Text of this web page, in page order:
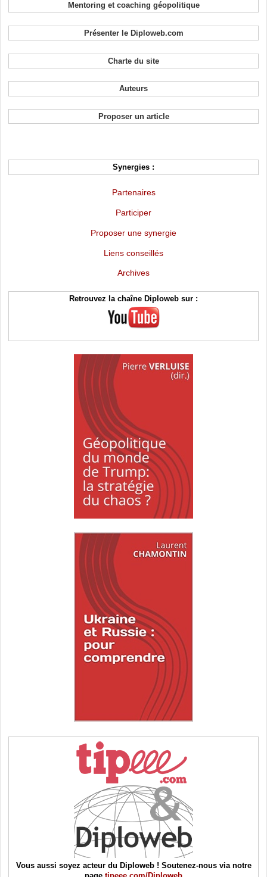
Mentoring et coaching géopolitique
Présenter le Diploweb.com
Charte du site
Auteurs
Proposer un article
Synergies :
Partenaires
Participer
Proposer une synergie
Liens conseillés
Archives
Retrouvez la chaîne Diploweb sur :
Vous aussi soyez acteur du Diploweb ! Soutenez-nous via notre